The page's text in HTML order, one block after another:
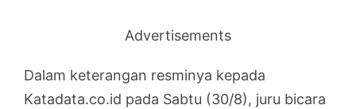
Advertisements
Dalam keterangan resminya kepada
Katadata.co.id pada Sabtu (30/8), juru bicara